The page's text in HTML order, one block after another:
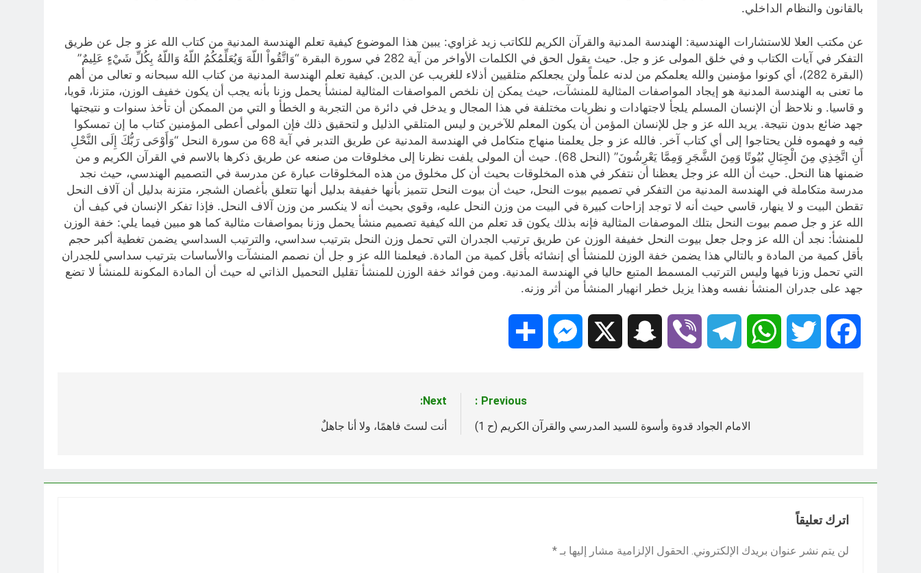
بالقانون والنظام الداخلي.
عن مكتب العلا للاستشارات الهندسية: الهندسة المدنية والقرآن الكريم للكاتب زيد غزاوي: يبين هذا الموضوع كيفية تعلم الهندسة المدنية من كتاب الله عز و جل عن طريق
التفكر في آيات الكتاب و في خلق المولى عز و جل. حيث يقول الحق في الكلمات الأواخر من آية 282 في سورة البقرة “وَاتَّقُواْ اللّهَ وَيُعَلِّمُكُمُ اللّهُ وَاللّهُ بِكُلِّ شَيْءٍ عَلِيمٌ”
(البقرة 282)، أي كونوا مؤمنين والله يعلمكم من لدنه علماً ولن يجعلكم متلقيين أذلاء للغريب عن الدين. كيفية تعلم الهندسة المدنية من كتاب الله سبحانه و تعالى من أهم
ما تعنى به الهندسة المدنية هو إيجاد المواصفات المثالية للمنشآت، حيث يمكن إن نلخص المواصفات المثالية لمنشأ يحمل وزنا بأنه يجب أن يكون خفيف الوزن، متزنا، قويا،
و قاسيا. و نلاحظ أن الإنسان المسلم يلجأ لاجتهادات و نظريات مختلفة في هذا المجال و يدخل في دائرة من التجربة و الخطأ و التي من الممكن أن تأخذ سنوات و نتيجتها
جهد ضائع بدون نتيجة. يريد الله عز و جل للإنسان المؤمن أن يكون المعلم للآخرين و ليس المتلقي الذليل و لتحقيق ذلك فإن المولى أعطى المؤمنين كتاب ما إن تمسكوا
فيه و فهموه فلن يحتاجوا إلى أي كتاب آخر. فالله عز و جل يعلمنا منهاج متكامل في الهندسة المدنية عن طريق التدبر في آية 68 من سورة النحل “وَأَوْحَى رَبُّكَ إِلَى النَّحْلِ
أَنِ اتَّخِذِي مِنَ الْجِبَالِ بُيُوتًا وَمِنَ الشَّجَرِ وَمِمَّا يَعْرِشُونَ” (النحل 68). حيث أن المولى يلفت نظرنا إلى مخلوقات من صنعه عن طريق ذكرها بالاسم في القرآن الكريم و من
ضمنها هنا النحل. حيث أن الله عز وجل يعظنا أن نتفكر في هذه المخلوقات بحيث أن كل مخلوق من هذه المخلوقات عبارة عن مدرسة في التصميم الهندسي، حيث نجد
مدرسة متكاملة في الهندسة المدنية من التفكر في تصميم بيوت النحل، حيث أن بيوت النحل تتميز بأنها خفيفة بدليل أنها تتعلق بأغصان الشجر، متزنة بدليل أن آلاف النحل
تقطن البيت و لا ينهار، قاسي حيث أنه لا توجد إزاحات كبيرة في البيت من وزن النحل عليه، وقوي بحيث أنه لا ينكسر من وزن آلاف النحل. فإذا تفكر الإنسان في كيف أن
الله عز و جل صمم بيوت النحل بتلك الموصفات المثالية فإنه بذلك يكون قد تعلم من الله كيفية تصميم منشأ يحمل وزنا بمواصفات مثالية كما هو مبين فيما يلي: خفة الوزن
للمنشأ: نجد أن الله عز وجل جعل بيوت النحل خفيفة الوزن عن طريق ترتيب الجدران التي تحمل وزن النحل بترتيب سداسي، والترتيب السداسي يضمن تغطية أكبر حجم
بأقل كمية من المادة و بالتالي هذا يضمن خفة الوزن للمنشأ أي إنشائه بأقل كمية من المادة. فيعلمنا الله عز و جل أن نصمم المنشآت والأساسات بترتيب سداسي للجدران
التي تحمل وزنا فيها وليس الترتيب المسمط المتبع حاليا في الهندسة المدنية. ومن فوائد خفة الوزن للمنشأ تقليل التحميل الذاتي له حيث أن المادة المكونة للمنشأ لا تضع
جهد على جدران المنشأ نفسه وهذا يزيل خطر انهيار المنشأ من أثر وزنه.
Facebook
Twitter
WhatsApp
Telegram
Viber
Snapchat
Messenger
Previous:
الامام الجواد قدوة وأسوة للسيد المدرسي والقرآن الكريم (ح 1)
Next:
أنت لستَ فاهمًا، ولا أنا جاهلٌ
اترك تعليقاً
لن يتم نشر عنوان بريدك الإلكتروني. الحقول الإلزامية مشار إليها بـ *